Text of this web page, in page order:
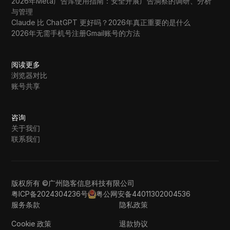
与管理
Claude 比 ChatGPT 更好吗？2026年真正重要的是什么
2026年无需手机号注册Gmail账号的方法
阅读更多
浏览器对比
账号共享
咨询
关于我们
联系我们
版权所有 ©广州隐客信息科技有限公司
粤ICP备2024304236号
粤公网安备44011302004536
服务条款
隐私政策
Cookie 政策 退款协议